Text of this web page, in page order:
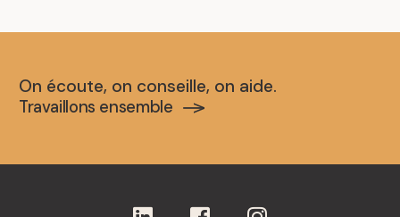
On écoute, on conseille, on aide.
Travaillons ensemble